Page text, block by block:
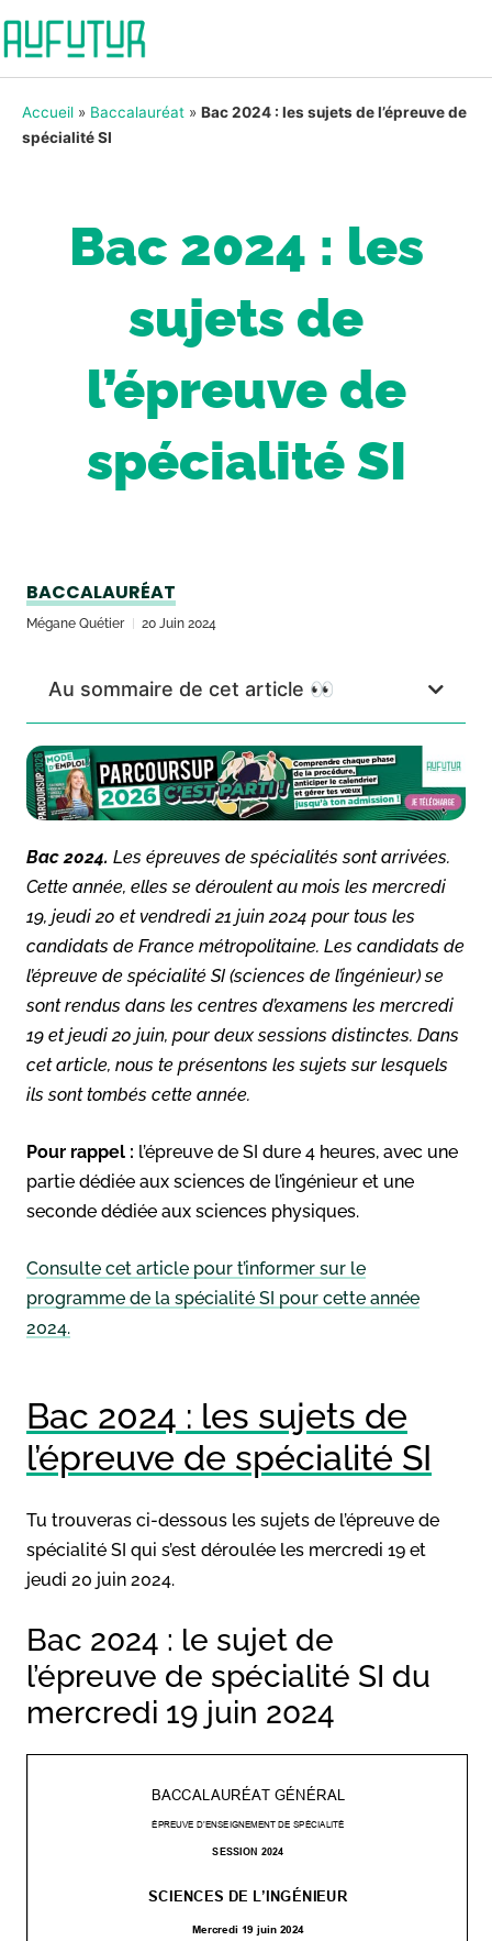
Accueil » Baccalauréat » Bac 2024 : les sujets de l’épreuve de
spécialité SI
Bac 2024 : les
sujets de
l’épreuve de
spécialité SI
BACCALAURÉAT
Mégane Quétier 20 Juin 2024
Au sommaire de cet article 👀
Bac 2024. Les épreuves de spécialités sont arrivées.
Cette année, elles se déroulent au mois les mercredi
19, jeudi 20 et vendredi 21 juin 2024 pour tous les
candidats de France métropolitaine. Les candidats de
l’épreuve de spécialité SI (sciences de l’ingénieur) se
sont rendus dans les centres d’examens les mercredi
19 et jeudi 20 juin, pour deux sessions distinctes. Dans
cet article, nous te présentons les sujets sur lesquels
ils sont tombés cette année.
Pour rappel : l’épreuve de SI dure 4 heures, avec une
partie dédiée aux sciences de l’ingénieur et une
seconde dédiée aux sciences physiques.
Consulte cet article pour t’informer sur le
programme de la spécialité SI pour cette année
2024.
Bac 2024 : les sujets de
l’épreuve de spécialité SI
Tu trouveras ci-dessous les sujets de l’épreuve de
spécialité SI qui s’est déroulée les mercredi 19 et
jeudi 20 juin 2024.
Bac 2024 : le sujet de
l’épreuve de spécialité SI du
mercredi 19 juin 2024